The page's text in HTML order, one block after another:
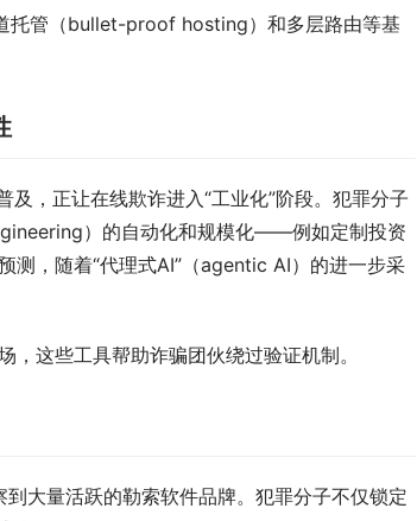
托管（bullet-proof hosting）和多层路由等基
，正让在线欺诈进入“工业化”阶段。犯罪分子
）的自动化和规模化——例如定制投资
测，随着“代理式AI”（agentic AI）的进一步采
这些工具帮助诈骗团伙绕过验证机制。
大量活跃的勒索软件品牌。犯罪分子不仅锁定